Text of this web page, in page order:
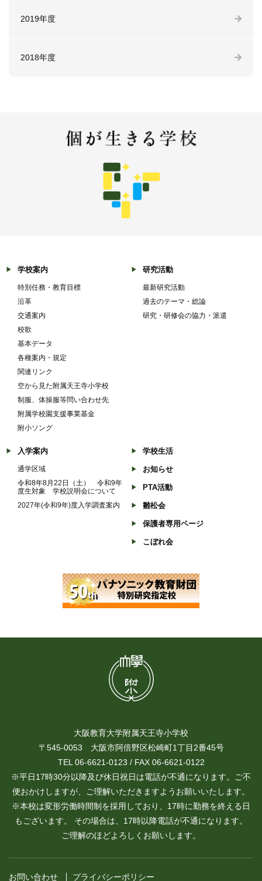
2019年度
2018年度
学校案内
特別任務・教育目標
沿革
交通案内
校歌
基本データ
各種案内・規定
関連リンク
空から見た附属天王寺小学校
制服、体操服等問い合わせ先
附属学校園支援事業基金
附小ソング
研究活動
最新研究活動
過去のテーマ・総論
研究・研修会の協力・派遣
入学案内
通学区域
令和8年8月22日（土） 令和9年
度生対象 学校説明会について
2027年(令和9年)度入学調査案内
学校生活
お知らせ
PTA活動
雛松会
保護者専用ページ
こぼれ会
大阪教育大学附属天王寺小学校
〒545-0053 大阪市阿倍野区松崎町1丁目2番45号
TEL 06-6621-0123 / FAX 06-6621-0122
※平日17時30分以降及び休日祝日は電話が不通になります。ご不
便おかけしますが、ご理解いただきますようお願いいたします。
※本校は変形労働時間制を採用しており、17時に勤務を終える日
もございます。 その場合は、17時以降電話が不通になります。
ご理解のほどよろしくお願いします。
お問い合わせ プライバシーポリシー